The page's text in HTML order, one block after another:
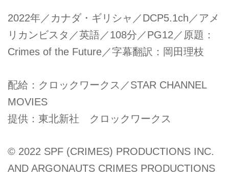
2022年／カナダ・ギリシャ／DCP5.1ch／アメ
リカンビスタ／英語／108分／PG12／原題：
Crimes of the Future／字幕翻訳：岡田理枝
配給：クロックワークス／STAR CHANNEL
MOVIES
提供：東北新社 クロックワークス
© 2022 SPF (CRIMES) PRODUCTIONS INC.
AND ARGONAUTS CRIMES PRODUCTIONS